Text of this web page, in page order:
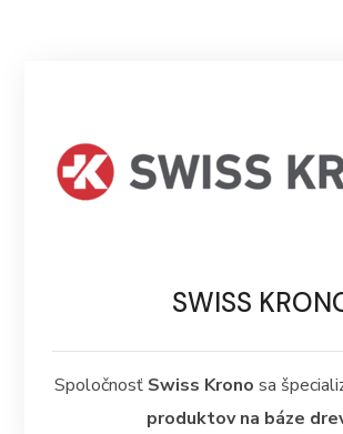
SWISS
Spoločnosť Swiss Krono sa
produktov na báze